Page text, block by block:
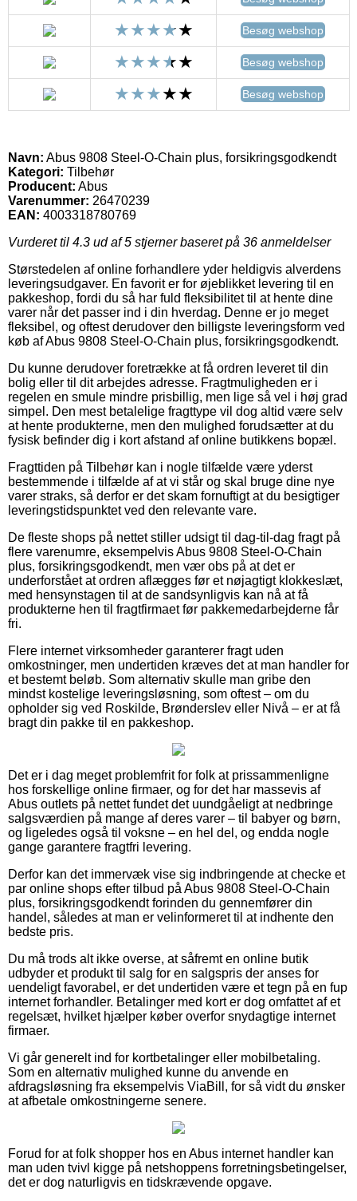
Besøg webshop
Besøg webshop
Besøg webshop
Navn: Abus 9808 Steel-O-Chain plus, forsikringsgodkendt
Kategori: Tilbehør
Producent: Abus
Varenummer: 26470239
EAN: 4003318780769
Vurderet til 4.3 ud af 5 stjerner baseret på 36 anmeldelser
Størstedelen af online forhandlere yder heldigvis alverdens
leveringsudgaver. En favorit er for øjeblikket levering til en
pakkeshop, fordi du så har fuld fleksibilitet til at hente dine
varer når det passer ind i din hverdag. Denne er jo meget
fleksibel, og oftest derudover den billigste leveringsform ved
køb af Abus 9808 Steel-O-Chain plus, forsikringsgodkendt.
Du kunne derudover foretrække at få ordren leveret til din
bolig eller til dit arbejdes adresse. Fragtmuligheden er i
regelen en smule mindre prisbillig, men lige så vel i høj grad
simpel. Den mest betalelige fragttype vil dog altid være selv
at hente produkterne, men den mulighed forudsætter at du
fysisk befinder dig i kort afstand af online butikkens bopæl.
Fragttiden på Tilbehør kan i nogle tilfælde være yderst
bestemmende i tilfælde af at vi står og skal bruge dine nye
varer straks, så derfor er det skam fornuftigt at du besigtiger
leveringstidspunktet ved den relevante vare.
De fleste shops på nettet stiller udsigt til dag-til-dag fragt på
flere varenumre, eksempelvis Abus 9808 Steel-O-Chain
plus, forsikringsgodkendt, men vær obs på at det er
underforstået at ordren aflægges før et nøjagtigt klokkeslæt,
med hensynstagen til at de sandsynligvis kan nå at få
produkterne hen til fragtfirmaet før pakkemedarbejderne får
fri.
Flere internet virksomheder garanterer fragt uden
omkostninger, men undertiden kræves det at man handler for
et bestemt beløb. Som alternativ skulle man gribe den
mindst kostelige leveringsløsning, som oftest – om du
opholder sig ved Roskilde, Brønderslev eller Nivå – er at få
bragt din pakke til en pakkeshop.
Det er i dag meget problemfrit for folk at prissammenligne
hos forskellige online firmaer, og for det har massevis af
Abus outlets på nettet fundet det uundgåeligt at nedbringe
salgsværdien på mange af deres varer – til babyer og børn,
og ligeledes også til voksne – en hel del, og endda nogle
gange garantere fragtfri levering.
Derfor kan det immervæk vise sig indbringende at checke et
par online shops efter tilbud på Abus 9808 Steel-O-Chain
plus, forsikringsgodkendt forinden du gennemfører din
handel, således at man er velinformeret til at indhente den
bedste pris.
Du må trods alt ikke overse, at såfremt en online butik
udbyder et produkt til salg for en salgspris der anses for
uendeligt favorabel, er det undertiden være et tegn på en fup
internet forhandler. Betalinger med kort er dog omfattet af et
regelsæt, hvilket hjælper køber overfor snydagtige internet
firmaer.
Vi går generelt ind for kortbetalinger eller mobilbetaling.
Som en alternativ mulighed kunne du anvende en
afdragsløsning fra eksempelvis ViaBill, for så vidt du ønsker
at afbetale omkostningerne senere.
Forud for at folk shopper hos en Abus internet handler kan
man uden tvivl kigge på netshoppens forretningsbetingelser,
det er dog naturligvis en tidskrævende opgave.